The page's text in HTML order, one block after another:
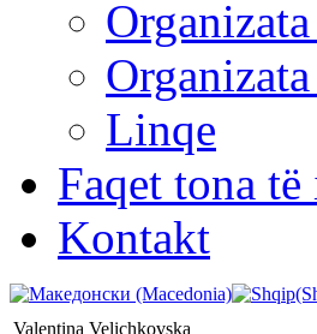
Linqe
Faqet tona
Kontakt
Valentina Velichkovska